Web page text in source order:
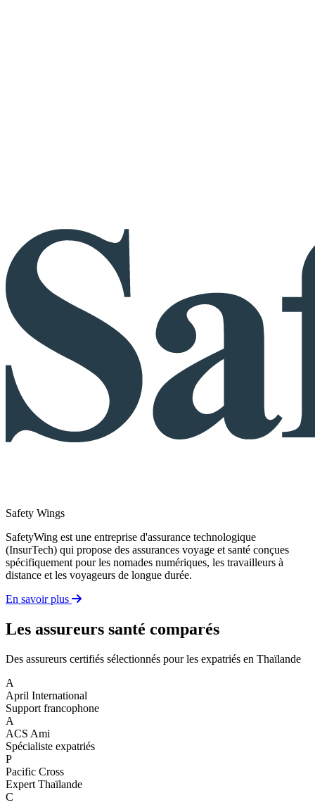
Safety Wings
SafetyWing est une entreprise d'assurance technologique
(InsurTech) qui propose des assurances voyage et santé conçues
spécifiquement pour les nomades numériques, les travailleurs à
distance et les voyageurs de longue durée.
En savoir plus
Les assureurs santé comparés
Des assureurs certifiés sélectionnés pour les expatriés en Thaïlande
A
April International
Support francophone
A
ACS Ami
Spécialiste expatriés
P
Pacific Cross
Expert Thaïlande
C